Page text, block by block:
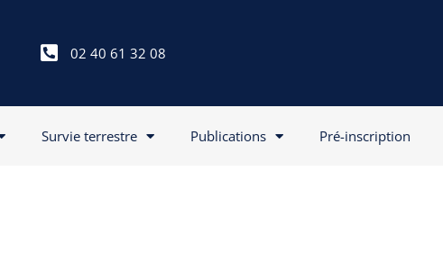
02 40 61 32 08
Survie terrestre Publications Pré-inscription